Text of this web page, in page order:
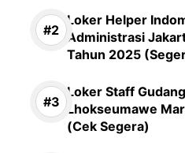
Loker Helper
Administrasi
Tahun 2025
Loker Staff
Lhokseumawe
(Cek Segera)